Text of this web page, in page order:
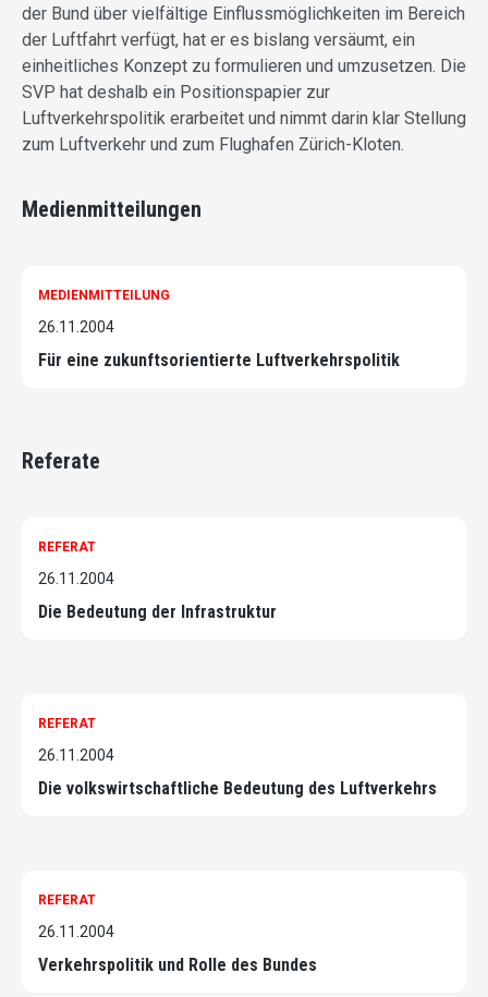
der Bund über vielfältige Einflussmöglichkeiten im Bereich
der Luftfahrt verfügt, hat er es bislang versäumt, ein
einheitliches Konzept zu formulieren und umzusetzen. Die
SVP hat deshalb ein Positionspapier zur
Luftverkehrspolitik erarbeitet und nimmt darin klar Stellung
zum Luftverkehr und zum Flughafen Zürich-Kloten.
Medienmitteilungen
MEDIENMITTEILUNG
26.11.2004
Für eine zukunftsorientierte Luftverkehrspolitik
Referate
REFERAT
26.11.2004
Die Bedeutung der Infrastruktur
REFERAT
26.11.2004
Die volkswirtschaftliche Bedeutung des Luftverkehrs
REFERAT
26.11.2004
Verkehrspolitik und Rolle des Bundes